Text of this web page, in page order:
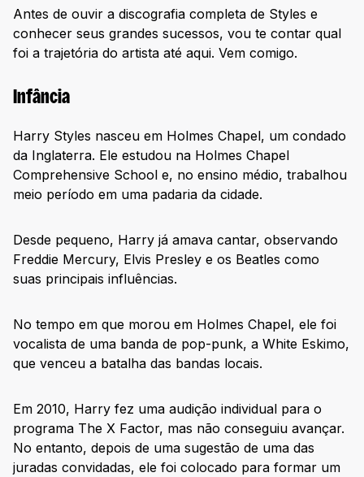
Boy Band Essentials
Dose Pop
estiver
Antes de ouvir a discografia completa de Styles e
conhecer seus grandes sucessos, vou te contar qual
foi a trajetória do artista até aqui. Vem comigo.
Infância
Harry Styles nasceu em Holmes Chapel, um condado
da Inglaterra. Ele estudou na Holmes Chapel
Comprehensive School e, no ensino médio, trabalhou
meio período em uma padaria da cidade.
Desde pequeno, Harry já amava cantar, observando
Freddie Mercury, Elvis Presley e os Beatles como
suas principais influências.
No tempo em que morou em Holmes Chapel, ele foi
vocalista de uma banda de pop-punk, a White Eskimo,
que venceu a batalha das bandas locais.
Em 2010, Harry fez uma audição individual para o
programa The X Factor, mas não conseguiu avançar.
No entanto, depois de uma sugestão de uma das
juradas convidadas, ele foi colocado para formar um